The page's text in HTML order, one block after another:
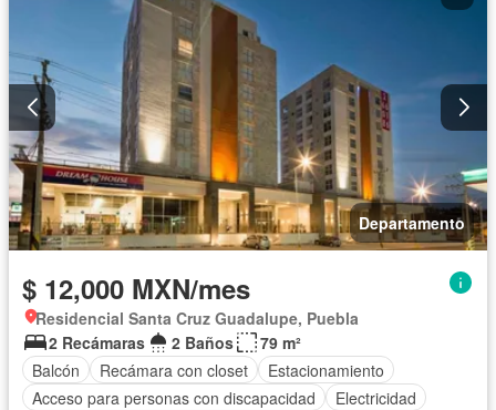
Departamento
$ 12,000 MXN/mes
Residencial Santa Cruz Guadalupe, Puebla
2 Recámaras
2 Baños
79 m²
Balcón
Recámara con closet
Estacionamiento
Acceso para personas con discapacidad
Electricidad